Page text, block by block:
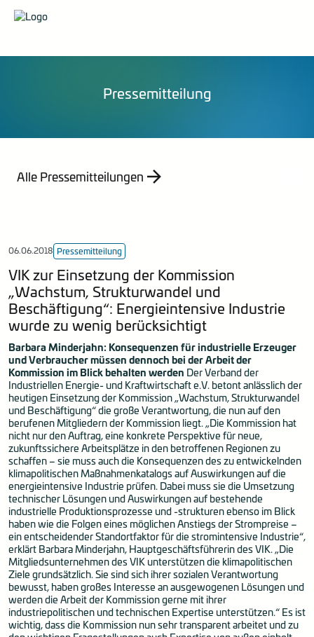
Mitteilungen
Empfehlung
Pressemitteilung
Alle Pressemitteilungen
06.06.2018 Pressemitteilung
VIK zur Einsetzung der Kommission
„Wachstum, Strukturwandel und
Beschäftigung“: Energieintensive Industrie
wurde zu wenig berücksichtigt
Barbara Minderjahn: Konsequenzen für industrielle Erzeuger
und Verbraucher müssen dennoch bei der Arbeit der
Kommission im Blick behalten werden Der Verband der
Industriellen Energie- und Kraftwirtschaft e.V. betont anlässlich der
heutigen Einsetzung der Kommission „Wachstum, Strukturwandel
und Beschäftigung“ die große Verantwortung, die nun auf den
berufenen Mitgliedern der Kommission liegt. „Die Kommission hat
nicht nur den Auftrag, eine konkrete Perspektive für neue,
zukunftssichere Arbeitsplätze in den betroffenen Regionen zu
schaffen – sie muss auch die Konsequenzen des zu entwickelnden
klimapolitischen Maßnahmenkatalogs auf Auswirkungen auf die
energieintensive Industrie prüfen. Dabei muss sie die Umsetzung
technischer Lösungen und Auswirkungen auf bestehende
industrielle Produktionsprozesse und -strukturen ebenso im Blick
haben wie die Folgen eines möglichen Anstiegs der Strompreise –
ein entscheidender Standortfaktor für die stromintensive Industrie“,
erklärt Barbara Minderjahn, Hauptgeschäftsführerin des VIK. „Die
Mitgliedsunternehmen des VIK unterstützen die klimapolitischen
Ziele grundsätzlich. Sie sind sich ihrer sozialen Verantwortung
bewusst, haben großes Interesse an ausgewogenen Lösungen und
werden die Arbeit der Kommission gerne mit ihrer
industriepolitischen und technischen Expertise unterstützen.“ Es ist
wichtig, dass die Kommission nun sehr transparent arbeitet und zu